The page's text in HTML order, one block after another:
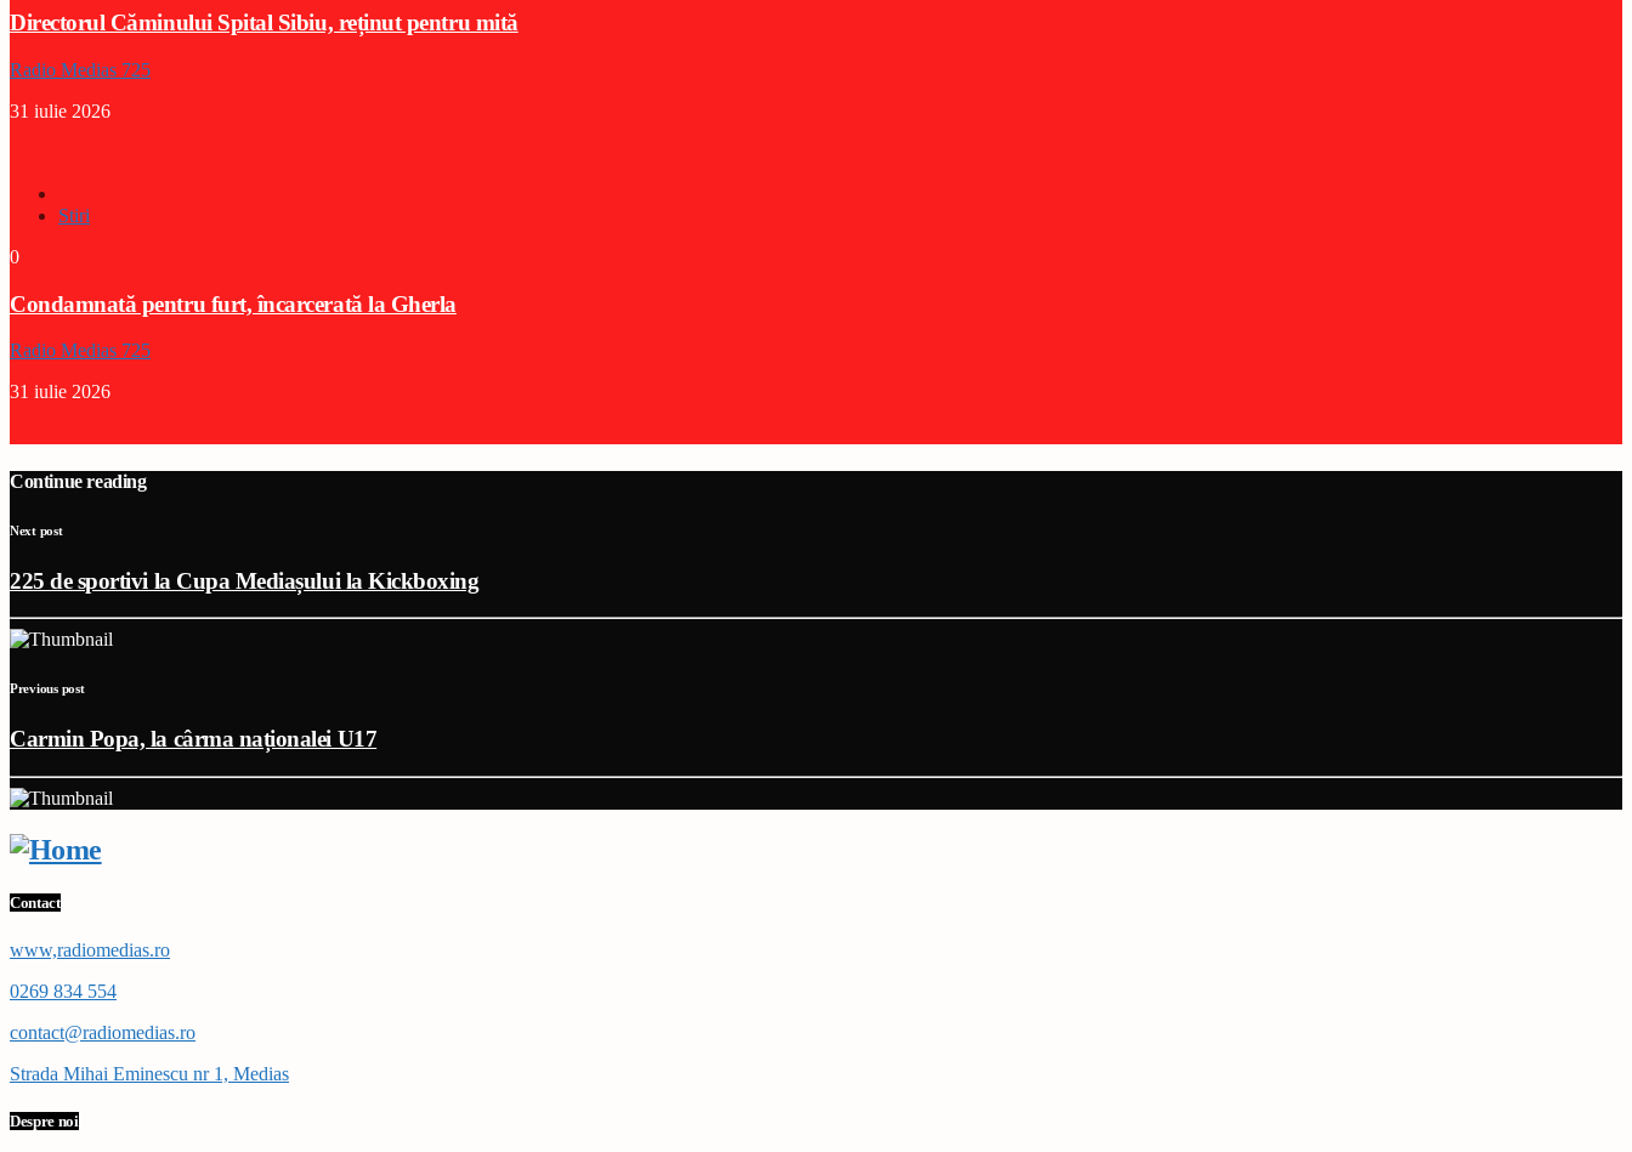
Directorul Căminului Spital Sibiu, reținut pentru mită
Radio Medias 725
31 iulie 2026
Stiri
0
Condamnată pentru furt, încarcerată la Gherla
Radio Medias 725
31 iulie 2026
Continue reading
Next post
225 de sportivi la Cupa Mediașului la Kickboxing
Previous post
Carmin Popa, la cârma naționalei U17
Contact
www,radiomedias.ro
0269 834 554
contact@radiomedias.ro
Strada Mihai Eminescu nr 1, Medias
Despre noi